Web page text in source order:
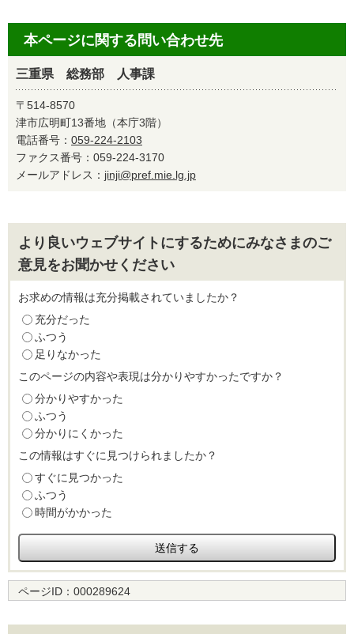
本ページに関する問い合わせ先
三重県 総務部 人事課
〒514-8570
津市広明町13番地（本庁3階）
電話番号： 059-224-2103
ファクス番号：059-224-3170
メールアドレス： jinji@pref.mie.lg.jp
より良いウェブサイトにするためにみなさまのご
意見をお聞かせください
お求めの情報は充分掲載されていましたか？
充分だった
ふつう
足りなかった
このページの内容や表現は分かりやすかったですか？
分かりやすかった
ふつう
分かりにくかった
この情報はすぐに見つけられましたか？
すぐに見つかった
ふつう
時間がかかった
ページID： 000289624